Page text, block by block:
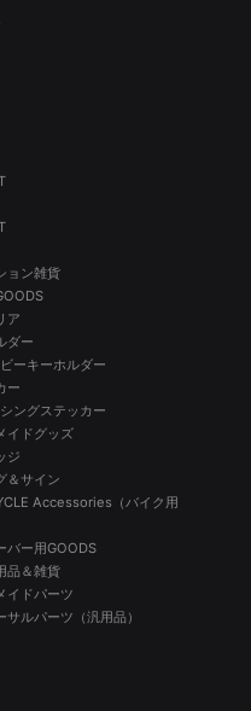
ョン雑貨
ア
ダー
ーキーホルダー
ー
ングステッカー
イドグッズ
ジ
＆サイン
Accessories（バイク用
バー用GOODS
品＆雑貨
イドパーツ
サルパーツ（汎用品）